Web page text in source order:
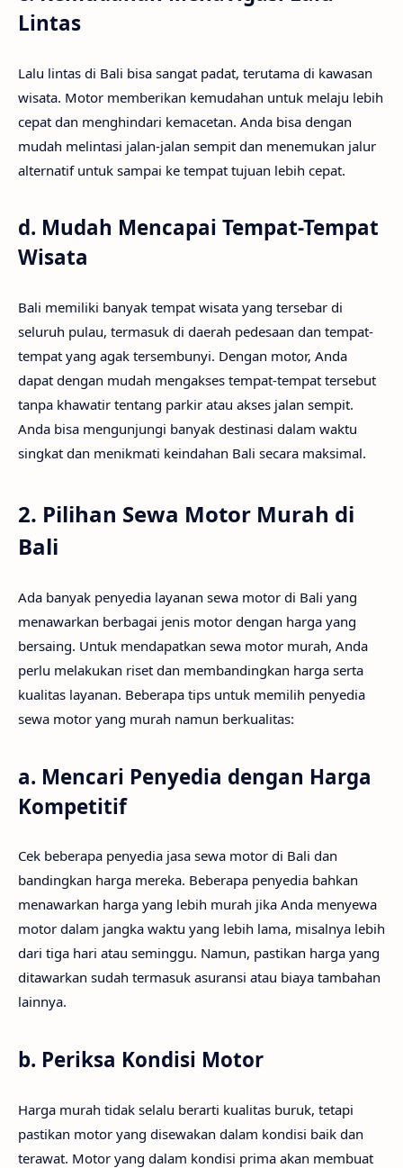
Lintas
Lalu lintas di Bali bisa sangat padat, terutama di kawasan
wisata. Motor memberikan kemudahan untuk melaju lebih
cepat dan menghindari kemacetan. Anda bisa dengan
mudah melintasi jalan-jalan sempit dan menemukan jalur
alternatif untuk sampai ke tempat tujuan lebih cepat.
d. Mudah Mencapai Tempat-Tempat
Wisata
Bali memiliki banyak tempat wisata yang tersebar di
seluruh pulau, termasuk di daerah pedesaan dan tempat-
tempat yang agak tersembunyi. Dengan motor, Anda
dapat dengan mudah mengakses tempat-tempat tersebut
tanpa khawatir tentang parkir atau akses jalan sempit.
Anda bisa mengunjungi banyak destinasi dalam waktu
singkat dan menikmati keindahan Bali secara maksimal.
2. Pilihan Sewa Motor Murah di
Bali
Ada banyak penyedia layanan sewa motor di Bali yang
menawarkan berbagai jenis motor dengan harga yang
bersaing. Untuk mendapatkan sewa motor murah, Anda
perlu melakukan riset dan membandingkan harga serta
kualitas layanan. Beberapa tips untuk memilih penyedia
sewa motor yang murah namun berkualitas:
a. Mencari Penyedia dengan Harga
Kompetitif
Cek beberapa penyedia jasa sewa motor di Bali dan
bandingkan harga mereka. Beberapa penyedia bahkan
menawarkan harga yang lebih murah jika Anda menyewa
motor dalam jangka waktu yang lebih lama, misalnya lebih
dari tiga hari atau seminggu. Namun, pastikan harga yang
ditawarkan sudah termasuk asuransi atau biaya tambahan
lainnya.
b. Periksa Kondisi Motor
Harga murah tidak selalu berarti kualitas buruk, tetapi
pastikan motor yang disewakan dalam kondisi baik dan
terawat. Motor yang dalam kondisi prima akan membuat